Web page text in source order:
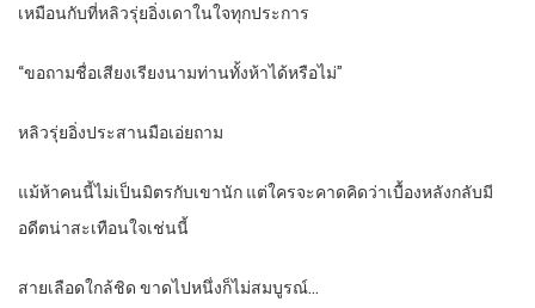
เหมือนกับที่หลิวรุ่ยอิ่งเดาในใจทุกประการ
“ขอถามชื่อเสียงเรียงนามท่านทั้งห้าได้หรือไม่”
หลิวรุ่ยอิ่งประสานมือเอ่ยถาม
แม้ห้าคนนี้ไม่เป็นมิตรกับเขานัก แต่ใครจะคาดคิดว่าเบื้องหลังกลับมี
อดีตน่าสะเทือนใจเช่นนี้
สายเลือดใกล้ชิด ขาดไปหนึ่งก็ไม่สมบูรณ์…